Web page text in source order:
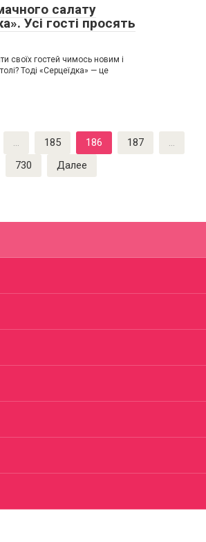
салату
Усі гості просять
своїх гостей чимось новим і
Тоді «Серцеїдка» — це
… 185 186 187
…
730
Далее